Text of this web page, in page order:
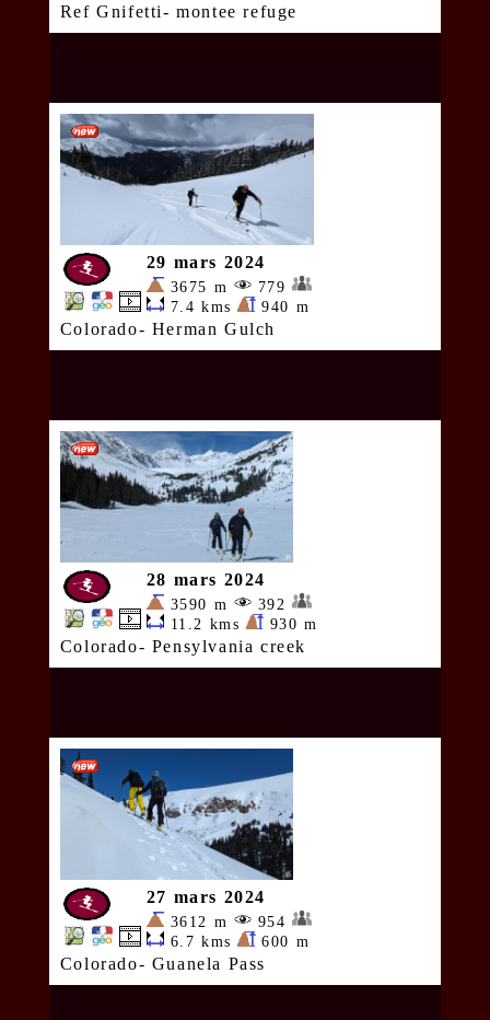
Ref Gnifetti- montee refuge
29 mars 2024
3675 m
779
7.4 kms
940 m
Colorado- Herman Gulch
28 mars 2024
3590 m
392
11.2 kms
930 m
Colorado- Pensylvania creek
27 mars 2024
3612 m
954
6.7 kms
600 m
Colorado- Guanela Pass